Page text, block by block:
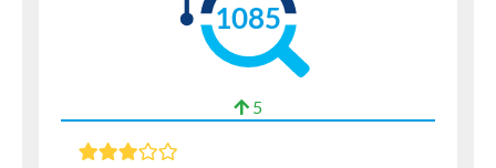
1085
5